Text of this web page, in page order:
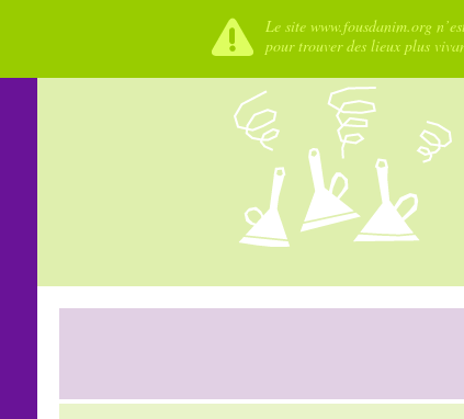
Le site www.fousdanim.org
pour trouver des lieux plus